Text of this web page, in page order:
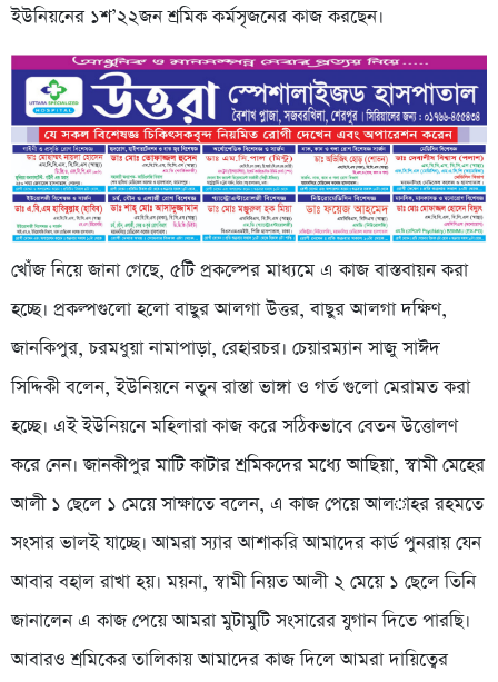
ইউনিয়নের ১শ’২২জন শ্রমিক কর্মসৃজনের কাজ করছেন।
খোঁজ নিয়ে জানা গেছে, ৫টি প্রকল্পের মাধ্যমে এ কাজ বাস্তবায়ন করা
হচ্ছে। প্রকল্পগুলো হলো বাছুর আলগা উত্তর, বাছুর আলগা দক্ষিণ,
জানকিপুর, চরমধুয়া নামাপাড়া, রেহারচর। চেয়ারম্যান সাজু সাঈদ
সিদ্দিকী বলেন, ইউনিয়নে নতুন রাস্তা ভাঙ্গা ও গর্ত গুলো মেরামত করা
হচ্ছে। এই ইউনিয়নে মহিলারা কাজ করে সঠিকভাবে বেতন উত্তোলণ
করে নেন। জানকীপুর মাটি কাটার শ্রমিকদের মধ্যে আছিয়া, স্বামী মেহের
আলী ১ ছেলে ১ মেয়ে সাক্ষাতে বলেন, এ কাজ পেয়ে আল­াহর রহমতে
সংসার ভালই যাচ্ছে। আমরা স্যার আশাকরি আমাদের কার্ড পুনরায় যেন
আবার বহাল রাখা হয়। ময়না, স্বামী নিয়ত আলী ২ মেয়ে ১ ছেলে তিনি
জানালেন এ কাজ পেয়ে আমরা মুটামুটি সংসারের যুগান দিতে পারছি।
আবারও শ্রমিকের তালিকায় আমাদের কাজ দিলে আমরা দায়িত্বের